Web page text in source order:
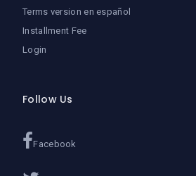
Terms version en español
Installment Fee
Login
Follow Us
Facebook